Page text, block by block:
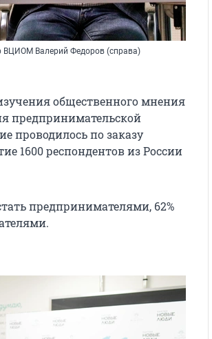
ВЦИОМ Валерий Федоров (справа)
общественного мнения
предпринимательской
проводилось по заказу
1600 респондентов из России
предпринимателями, 62%